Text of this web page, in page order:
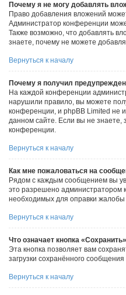
Почему я не могу добавлять
Право добавления вложений
Администратор конференции
Также возможно, что добавлять
знаете, почему не можете
Вернуться к началу
Почему я получил
На каждой конференции
нарушили правило, вы можете
конференции, и phpBB Limited не
данном сайте. Если вы не знаете,
конференции.
Вернуться к началу
Как мне пожаловаться на
Рядом с каждым сообщением вы
это разрешено администратором
необходимых для оправки
Вернуться к началу
Что означает кнопка
Эта кнопка позволяет вам
загрузки сохранённого
Вернуться к началу